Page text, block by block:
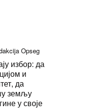
Opseg
избор: да
и
да
земљу
у своје